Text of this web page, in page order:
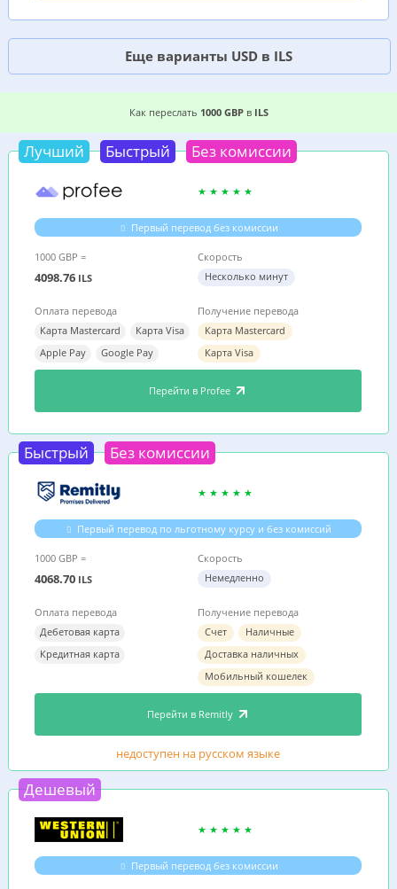
Еще варианты USD в ILS
6 ВЫГОДНЫХ СПОСОБОВ, ГДЕ ДЕШЕВЛЕ
Как переслать 1000 GBPв ILS
Лучший Быстрый Без комиссии
Первый перевод без комиссии
1000 GBP =
4098.76 ILS
Скорость
Несколько минут
Оплата перевода
Карта Mastercard
Карта Visa
Apple Pay
Google Pay
Получение перевода
Карта Mastercard
Карта Visa
Перейти в Profee
Быстрый Без комиссии
Первый перевод по льготному курсу и без комиссий
1000 GBP =
4068.70 ILS
Скорость
Немедленно
Оплата перевода
Дебетовая карта
Кредитная карта
Получение перевода
Счет
Наличные
Доставка наличных
Мобильный кошелек
Перейти в Remitly
недоступен на русском языке
Дешевый
Первый перевод без комиссии